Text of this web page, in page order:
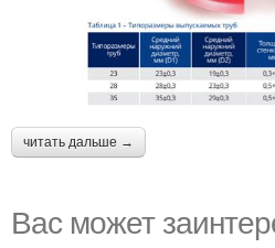
читать дальше →
Вас может